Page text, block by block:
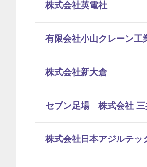
株式会社英電社
有限会社小山クレーン工
株式会社新大倉
セブン足場 株式会社 三
株式会社日本アジルテッ